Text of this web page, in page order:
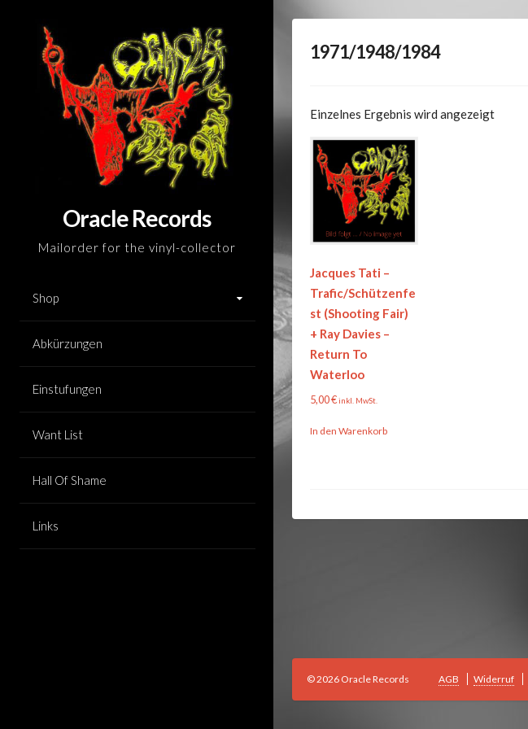
content
Oracle Records
Mailorder for the vinyl-collector
Shop
Abkürzungen
Einstufungen
Want List
Hall Of Shame
Links
1971/1948/1984
Einzelnes Ergebnis wird angezeigt
Jacques Tati –
Trafic/Schützenfe
st (Shooting Fair)
+ Ray Davies –
Return To
Waterloo
5,00€inkl. MwSt.
In den Warenkorb
© 2026 Oracle Records AGB Widerruf